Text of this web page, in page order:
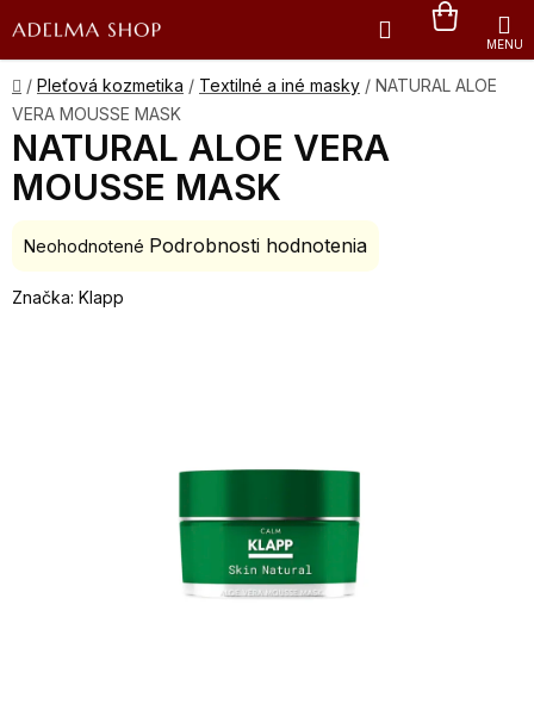
na
obsah
Hľadať
KOŠÍK
Domov
/ Pleťová kozmetika / Textilné a iné masky / NATURAL ALOE
VERA MOUSSE MASK
NATURAL ALOE VERA
MOUSSE MASK
Priemerné
produktu
Neohodnotené Podrobnosti hodnotenia
Značka: Klapp